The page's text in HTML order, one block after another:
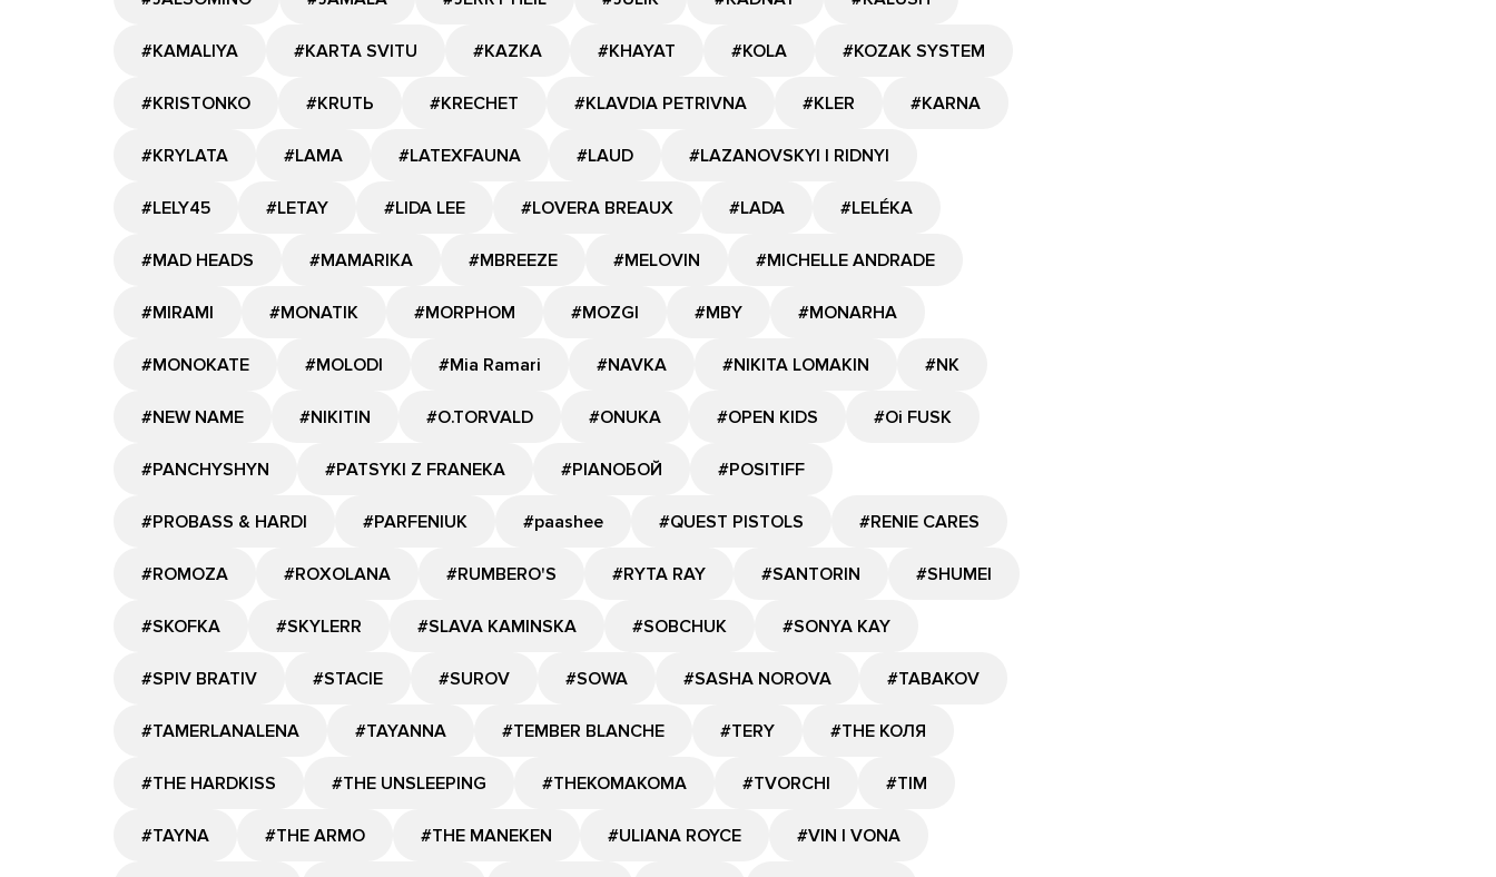
#KAMALIYA #KARTA SVITU #KAZKA #KHAYAT #KOLA #KOZAK SYSTEM
#KRISTONKO #KRUTЬ #KRECHET #KLAVDIA PETRIVNA #KLER #KARNA
#KRYLATA #LAMA #LATEXFAUNA #LAUD #LAZANOVSKYI I RIDNYI
#LELY45 #LETAY #LIDA LEE #LOVERA BREAUX #LADA #LELÉKA
#MAD HEADS #MAMARIKA #MBREEZE #MELOVIN #MICHELLE ANDRADE
#MIRAMI #MONATIK #MORPHOM #MOZGI #MBY #MONARHA
#MONOKATE #MOLODI #Mia Ramari #NAVKA #NIKITA LOMAKIN #NK
#NEW NAME #NIKITIN #O.TORVALD #ONUKA #OPEN KIDS #Oi FUSK
#PANCHYSHYN #PATSYKI Z FRANEKA #PIANOБОЙ #POSITIFF
#PROBASS & HARDI #PARFENIUK #paashee #QUEST PISTOLS #RENIE CARES
#ROMOZA #ROXOLANA #RUMBERO'S #RYTA RAY #SANTORIN #SHUMEI
#SKOFKA #SKYLERR #SLAVA KAMINSKA #SOBCHUK #SONYA KAY
#SPIV BRATIV #STACIE #SUROV #SOWA #SASHA NOROVA #TABAKOV
#TAMERLANALENA #TAYANNA #TEMBER BLANCHE #TERY #THE КОЛЯ
#THE HARDKISS #THE UNSLEEPING #THEKOMAKOMA #TVORCHI #TIM
#TAYNA #THE ARMO #THE MANEKEN #ULIANA ROYCE #VIN I VONA